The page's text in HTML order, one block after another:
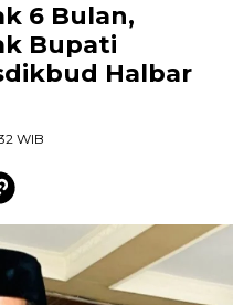
6 Bulan,
Bupati
Halbar
WIB